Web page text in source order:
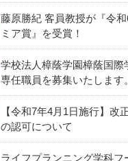
藤原勝紀 客員教授が『令
ミア賞』を受賞！
学校法人樟蔭学園樟蔭国
専任職員を募集いたします。
【令和7年4月1日施行】改
の認可について
ライフプランニング学科